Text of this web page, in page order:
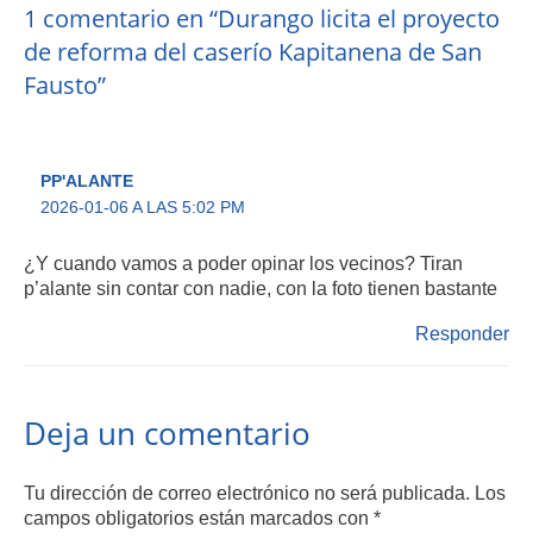
1 comentario en “Durango licita el proyecto
de reforma del caserío Kapitanena de San
Fausto”
PP'ALANTE
2026-01-06 A LAS 5:02 PM
¿Y cuando vamos a poder opinar los vecinos? Tiran
p’alante sin contar con nadie, con la foto tienen bastante
Responder
Deja un comentario
Tu dirección de correo electrónico no será publicada. Los
campos obligatorios están marcados con *